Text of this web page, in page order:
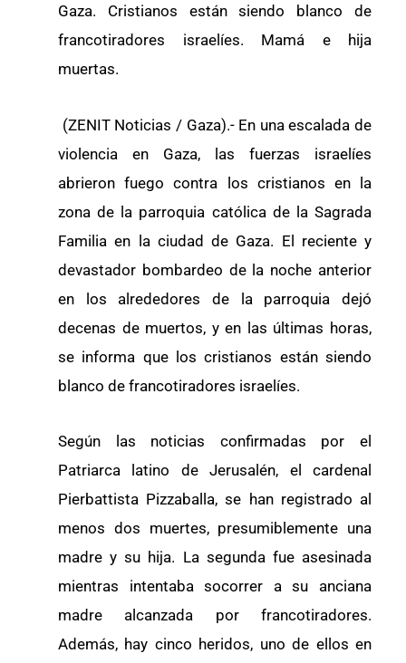
Gaza. Cristianos están siendo blanco de
francotiradores israelíes. Mamá e hija
muertas.
(ZENIT Noticias / Gaza).- En una escalada de
violencia en Gaza, las fuerzas israelíes
abrieron fuego contra los cristianos en la
zona de la parroquia católica de la Sagrada
Familia en la ciudad de Gaza. El reciente y
devastador bombardeo de la noche anterior
en los alrededores de la parroquia dejó
decenas de muertos, y en las últimas horas,
se informa que los cristianos están siendo
blanco de francotiradores israelíes.
Según las noticias confirmadas por el
Patriarca latino de Jerusalén, el cardenal
Pierbattista Pizzaballa, se han registrado al
menos dos muertes, presumiblemente una
madre y su hija. La segunda fue asesinada
mientras intentaba socorrer a su anciana
madre alcanzada por francotiradores.
Además, hay cinco heridos, uno de ellos en